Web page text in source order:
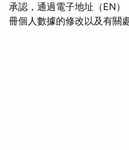
承認，通過電子地址（EN
冊個人數據的修改以及有關